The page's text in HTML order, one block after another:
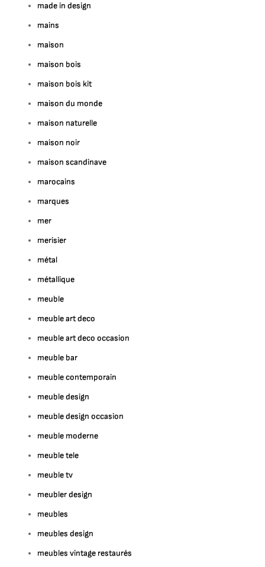
made in design
mains
maison
maison bois
maison bois kit
maison du monde
maison naturelle
maison noir
maison scandinave
marocains
marques
mer
merisier
métal
métallique
meuble
meuble art deco
meuble art deco occasion
meuble bar
meuble contemporain
meuble design
meuble design occasion
meuble moderne
meuble tele
meuble tv
meubler design
meubles
meubles design
meubles vintage restaurés